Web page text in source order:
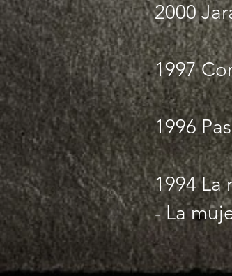
2000
1997
1996
1994La
- La